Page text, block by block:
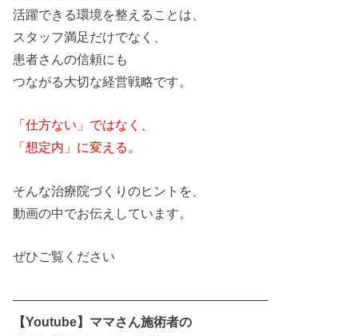
活躍できる環境を整えることは、
スタッフ満足だけでなく、
患者さんの信頼にも
つながる大切な経営戦略です。
「仕方ない」ではなく、
「想定内」に変える。
そんな治療院づくりのヒントを、
動画の中でお伝えしています。
ぜひご覧ください
――――――――――――――――――――
【Youtube】 ママさん施術者の